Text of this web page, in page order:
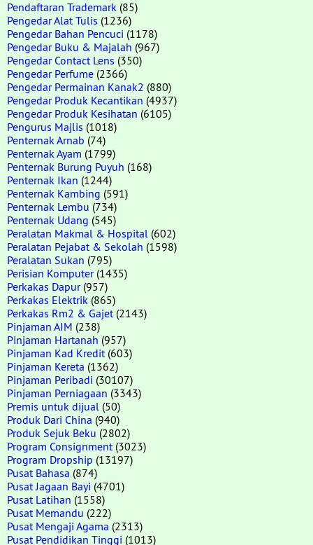
Pendaftaran Trademark (85)
Pengedar Alat Tulis (1236)
Pengedar Bahan Pencuci (1178)
Pengedar Buku & Majalah (967)
Pengedar Contact Lens (350)
Pengedar Perfume (2366)
Pengedar Permainan Kanak2 (880)
Pengedar Produk Kecantikan (4937)
Pengedar Produk Kesihatan (6105)
Pengurus Majlis (1018)
Penternak Arnab (74)
Penternak Ayam (1799)
Penternak Burung Puyuh (168)
Penternak Ikan (1244)
Penternak Kambing (591)
Penternak Lembu (734)
Penternak Udang (545)
Peralatan Makmal & Hospital (602)
Peralatan Pejabat & Sekolah (1598)
Peralatan Sukan (795)
Perisian Komputer(1435)
Perkakas Dapur(957)
Perkakas Elektrik (865)
Perkakas Rm2 & Gajet (2143)
Pinjaman AIM (238)
Pinjaman Hartanah (957)
Pinjaman Kad Kredit (603)
Pinjaman Kereta (1362)
Pinjaman Peribadi (30107)
Pinjaman Perniagaan (3343)
Premis untuk dijual (50)
Produk Dari China (940)
Produk Sejuk Beku (2802)
Program Consignment (3023)
Program Dropship (13197)
Pusat Bahasa (874)
Pusat Jagaan Bayi (4701)
Pusat Latihan (1558)
Pusat Memandu (222)
Pusat Mengaji Agama (2313)
Pusat Pendidikan Tinggi (1013)